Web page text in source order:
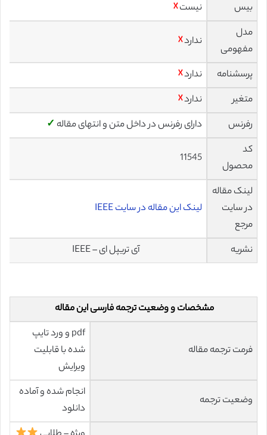
بیس نیست☓
مدل
مفهومی
ندارد☓
پرسشنامه ندارد☓
متغیر
ندارد☓
رفرنس
دارای رفرنس در داخل متن و انتهای مقاله ✓
کد
محصول
11545
لینک مقاله
در سایت
مرجع
لینک این مقاله در سایت IEEE
نشریه آی تریپل ای – IEEE
مشخصات و وضعیت ترجمه فارسی این مقاله
فرمت ترجمه مقاله
pdf و ورد تایپ
شده با قابلیت
ویرایش
وضعیت ترجمه
انجام شده و آماده
دانلود